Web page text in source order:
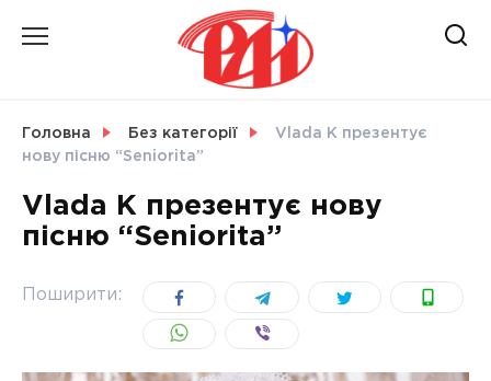
УКРАЇНА
Головна Без категорії
Vlada K презентує
нову пісню “Seniorita”
Vlada K презентує нову
пісню “Seniorita”
Поширити: